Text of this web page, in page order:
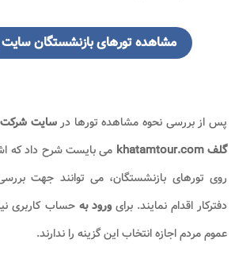
مشاهده تورهای بازنشستگان
پس از بررسی نحوه مشاهده تورها درسایت شرکت
گلف khatamtour.com
می بایست شرح داد که
روی تورهای بازنشستگان، می توانند جهت
دفترکار اقدام نمایند. برایورود به حساب کاربری
عموم مردم اجازه انتخاب این گزینه را ندارند.